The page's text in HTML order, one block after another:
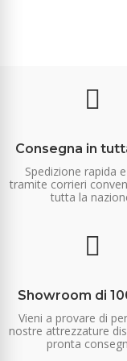
Consegna in
Spedizione rapida
tramite corrieri
tutta la
Showroom di
Vieni a provare di
nostre attrezzature
pronta